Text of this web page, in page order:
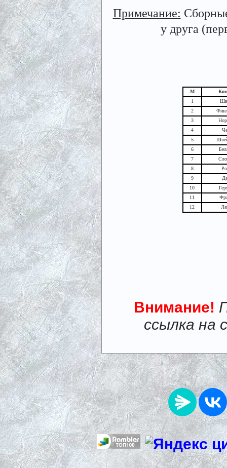
Примечание:
у друга
М
1
2
3
4
5
6
7
8
9
10
11
12
Внимание!
ссылка на